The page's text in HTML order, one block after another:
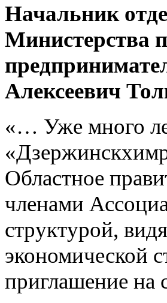
Начальник
Министерства
Алексеевич
«… Уже много
Областное
членами
структурой,
экономической
приглашение на